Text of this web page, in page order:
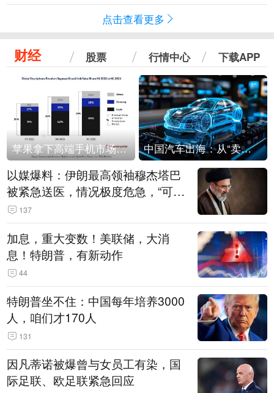
点击查看更多
财经 股票 行情中心 下载APP
苹果拿下高端手机市场65%的份额：iPhone 17系列功不可没 中国汽车出海：从“卖出去”到“走进去”
以媒爆料：伊朗最高领袖穆杰塔巴
被紧急送医，情况极度危急，“可能
随时会死去”
137
加息，重大变数！美联储，大消
息！特朗普，有新动作
44
特朗普坐不住：中国每年培养3000
人，咱们才170人
131
因凡蒂诺被爆曾与女员工有染，国
际足联、欧足联紧急回应